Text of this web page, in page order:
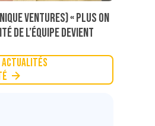
Ventures) « Plus on
de l’équipe devient
actualités